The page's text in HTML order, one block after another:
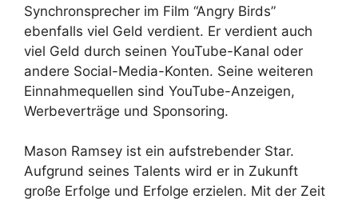
Synchronsprecher im Film “Angry Birds”
ebenfalls viel Geld verdient. Er verdient auch
viel Geld durch seinen YouTube-Kanal oder
andere Social-Media-Konten. Seine weiteren
Einnahmequellen sind YouTube-Anzeigen,
Werbeverträge und Sponsoring.
Mason Ramsey ist ein aufstrebender Star.
Aufgrund seines Talents wird er in Zukunft
große Erfolge und Erfolge erzielen. Mit der Zeit